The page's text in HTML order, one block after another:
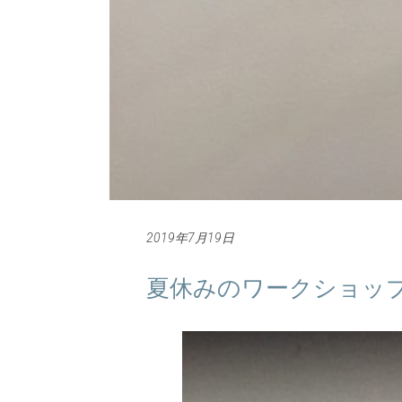
2019年7月19日
夏休みのワークショッ